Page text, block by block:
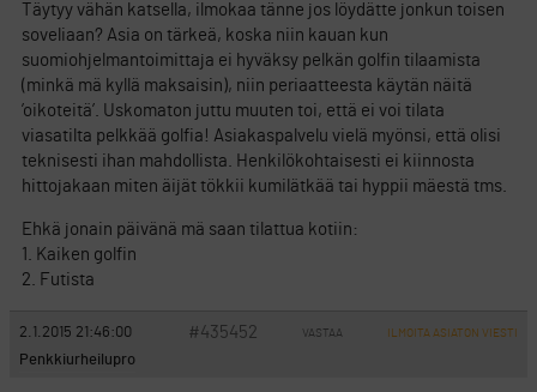
Täytyy vähän katsella, ilmokaa tänne jos löydätte jonkun toisen
soveliaan? Asia on tärkeä, koska niin kauan kun
suomiohjelmantoimittaja ei hyväksy pelkän golfin tilaamista
(minkä mä kyllä maksaisin), niin periaatteesta käytän näitä
’oikoteitä’. Uskomaton juttu muuten toi, että ei voi tilata
viasatilta pelkkää golfia! Asiakaspalvelu vielä myönsi, että olisi
teknisesti ihan mahdollista. Henkilökohtaisesti ei kiinnosta
hittojakaan miten äijät tökkii kumilätkää tai hyppii mäestä tms.
Ehkä jonain päivänä mä saan tilattua kotiin:
1. Kaiken golfin
2. Futista
2.1.2015 21:46:00 #435452 VASTAA ILMOITA ASIATON VIESTI
Penkkiurheilupro